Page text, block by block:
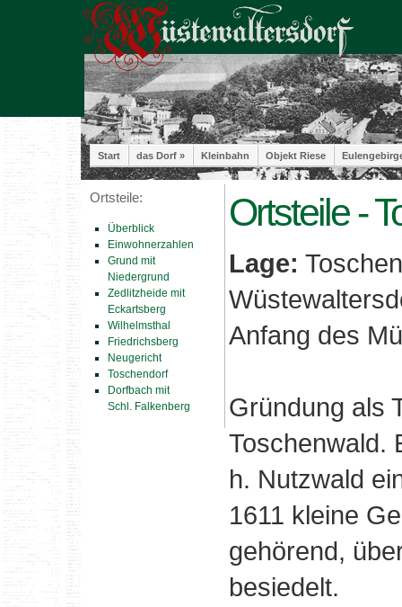
Start das Dorf » Kleinbahn Objekt Riese
Ortsteile:
Überblick
Einwohnerzahlen
Grund mit
Niedergrund
Zedlitzheide mit
Eckartsberg
Wilhelmsthal
Friedrichsberg
Neugericht
Toschendorf
Dorfbach mit
Schl. Falkenberg
Ortsteile -
Lage:
Anfang des
Gründung als
Toschenwald.
h. Nutzwald
1611 kleine
gehörend,
besiedelt.